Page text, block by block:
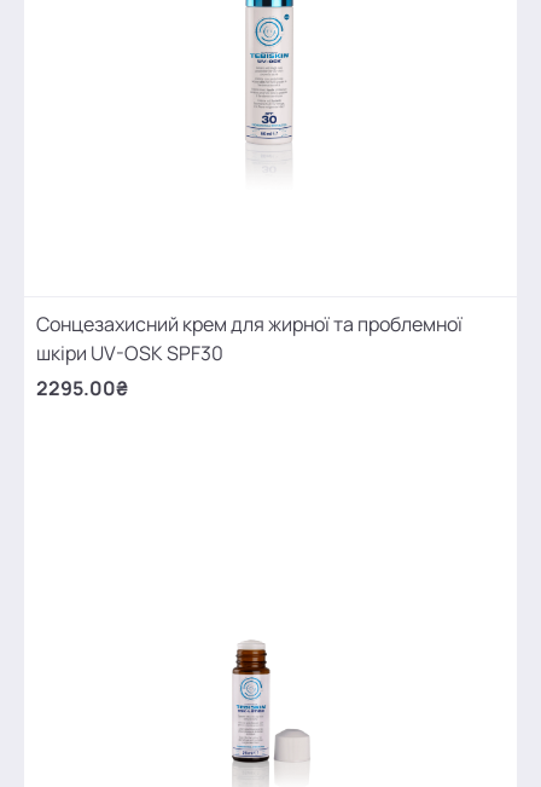
Сонцезахисний крем для жирної та проблемної
шкіри UV-OSK SPF30
2295.00₴